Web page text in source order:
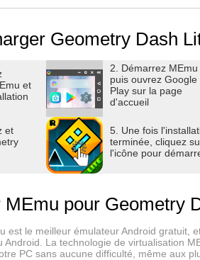
et bien plus encore !
rythmé !
et couleurs pour personnaliser
la gravité et bien plus encore !
pour perfectionner vos
Geometry Dash
et
2. Démarrez MEmu
puis ouvrez Google
Play sur la page
d'accueil
et
5. Une fois
terminée, cliquez
l'icône pour
pour Geometry
est le meilleur émulateur Android gratuit,
Android. La technologie de virtualisation
PC sans aucune difficulté, même aux